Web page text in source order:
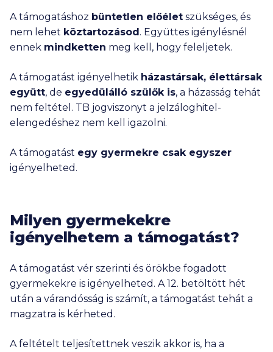
A támogatáshoz büntetlen előélet szükséges, és
nem lehet köztartozásod. Együttes igénylésnél
ennek mindketten meg kell, hogy feleljetek.
A támogatást igényelhetik házastársak, élettársak
együtt, de egyedülálló szülők is, a házasság tehát
nem feltétel. TB jogviszonyt a jelzáloghitel-
elengedéshez nem kell igazolni.
A támogatást egy gyermekre csak egyszer
igényelheted.
Milyen gyermekekre
igényelhetem a támogatást?
A támogatást vér szerinti és örökbe fogadott
gyermekekre is igényelheted. A 12. betöltött hét
után a várandósság is számít, a támogatást tehát a
magzatra is kérheted.
A feltételt teljesítettnek veszik akkor is, ha a